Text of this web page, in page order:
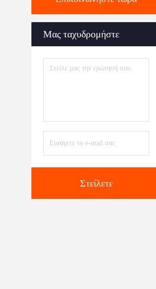
Μας ταχυδρομήστε
Στείλετε